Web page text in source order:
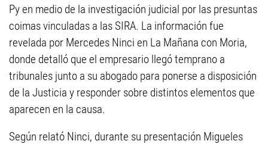
Py en medio de la investigación judicial por las presuntas
coimas vinculadas a las SIRA. La información fue
revelada por Mercedes Ninci en La Mañana con Moria,
donde detalló que el empresario llegó temprano a
tribunales junto a su abogado para ponerse a disposición
de la Justicia y responder sobre distintos elementos que
aparecen en la causa.
Según relató Ninci, durante su presentación Migueles